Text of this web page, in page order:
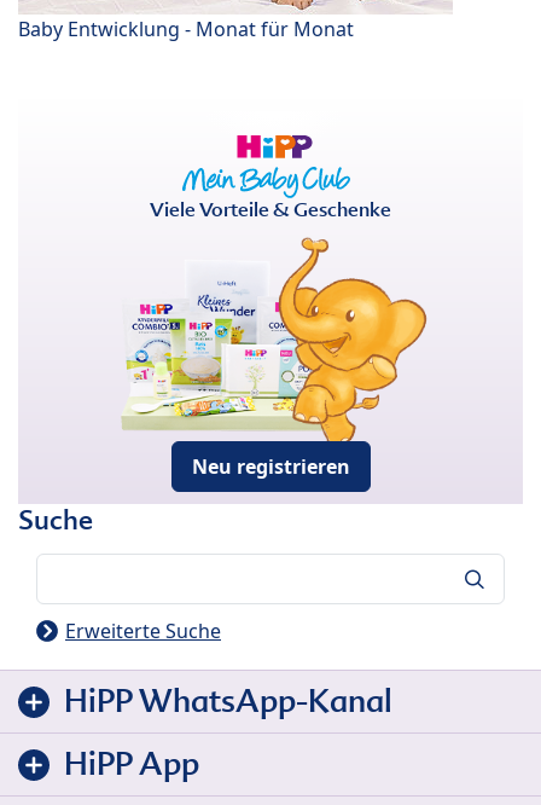
Baby Entwicklung - Monat für Monat
Viele Vorteile & Geschenke
Neu registrieren
Suche
Erweiterte Suche
HiPP WhatsApp-Kanal
HiPP App